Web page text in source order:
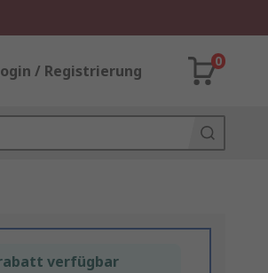
/ Registrierung
0
verfügbar